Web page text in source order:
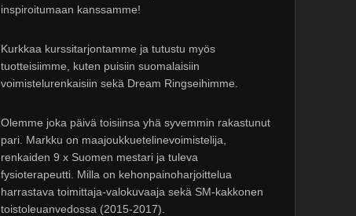
inspiroitumaan kanssamme!
Kurkkaa kurssitarjontamme ja tutustu myös
tuotteisiimme, kuten puisiin suomalaisiin
voimistelurenkaisiin sekä Dream Ringseihimme.
Olemme joka päivä toisiinsa yhä syvemmin rakastunut
pari. Markku on maajoukkuetelinevoimistelija,
renkaiden 9 x Suomen mestari ja tuleva
fysioterapeutti. Milla on kehonpainoharjoittelua
harrastava toimittaja-valokuvaaja sekä SM-kakkonen
toistoleuanvedossa (2015-2017).